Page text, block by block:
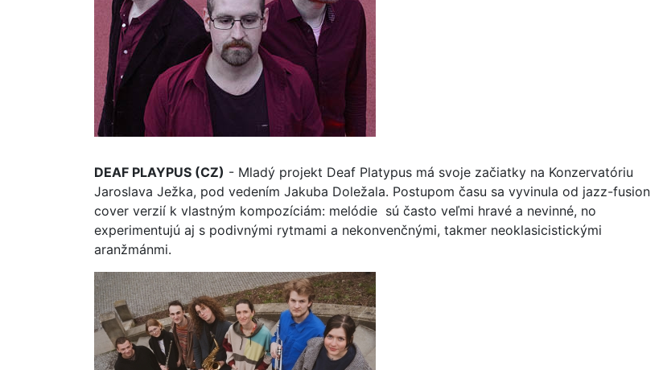
DEAF PLAYPUS (CZ) - Mladý projekt Deaf Platypus má svoje začiatky na Konzervatóriu
Jaroslava Ježka, pod vedením Jakuba Doležala. Postupom času sa vyvinula od jazz-fusion
cover verzií k vlastným kompozíciám: melódie sú často veľmi hravé a nevinné, no
experimentujú aj s podivnými rytmami a nekonvenčnými, takmer neoklasicistickými
aranžmánmi.